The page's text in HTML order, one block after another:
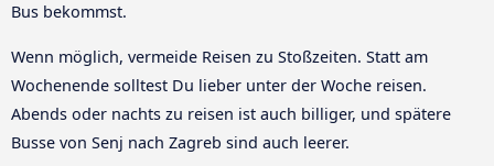
Bus bekommst.
Wenn möglich, vermeide Reisen zu Stoßzeiten. Statt am
Wochenende solltest Du lieber unter der Woche reisen.
Abends oder nachts zu reisen ist auch billiger, und spätere
Busse von Senj nach Zagreb sind auch leerer.